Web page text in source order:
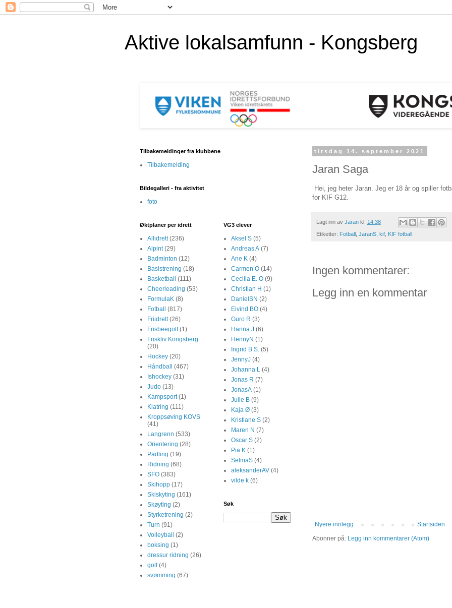
Aktive lokalsamfunn - Kongsberg
tirsdag 14. september 2021
Jaran Saga
Hei, jeg heter Jaran. Jeg er 18 år og spiller
for KIF G12.
Lagt inn av Jaran kl. 14:38
Etiketter: Fotball JaranS kif KIF fotball
Ingen kommentarer:
Legg inn en kommentar
Nyere innlegg
Startsiden
Abonner på: Legg inn kommentarer (Atom)
Tilbakemeldinger fra klubbene
Tilbakemelding
Bildegalleri - fra aktivitet
foto
Øktplaner per idrett
Allidrett (236)
Alpint (29)
Badminton (12)
Basistrening (18)
Basketball
(111)
Cheerleading (53)
FormulaK (8)
Fotball
(817)
Friidrett (26)
Frisbeegolf (1)
Friskliv Kongsberg
(20)
Hockey (20)
Håndball
(467)
Ishockey (31)
Judo (13)
Kampsport (1)
Klatring (111)
Kroppsøving KOVS
(41)
Langrenn (533)
Orientering (28)
Padling (19)
Ridning (68)
SFO (383)
Skihopp (17)
Skiskyting (161)
Skøyting (2)
Styrketrening (2)
Turn (91)
Volleyball
(2)
boksing (1)
dressur ridning (26)
golf (4)
svømming (67)
VG3 elever
Aksel S (5)
Andreas A (7)
Ane K (4)
Carmen O (14)
Cecilia E. O (9)
Christian H (1)
DanielSN (2)
Eivind BO (4)
Guro R (3)
Hanna J (6)
HennyN (1)
Ingrid B.S. (5)
JennyJ (4)
Johanna L (4)
Jonas R (7)
JonasA (1)
Julie B (9)
Kaja Ø (3)
Kristiane S (2)
Maren N (7)
Oscar S (2)
Pia K (1)
SelmaS (4)
aleksanderAV (4)
vilde k (6)
Søk